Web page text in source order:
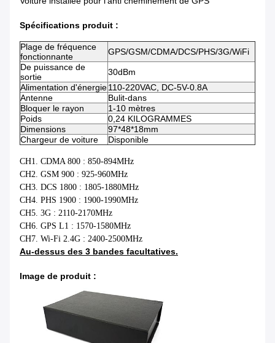
Spécifications produit :
Plage de fréquence
fonctionnante
GPS/GSM/CDMA/DCS/PHS/3G/WiFi
De puissance de
sortie
30dBm
Alimentation d'énergie110-220VAC, DC-5V-0.8A
Antenne
Bulit-dans
Bloquer le rayon
1-10 mètres
Poids
0,24 KILOGRAMMES
Dimensions
97*48*18mm
Chargeur de voiture
Disponible
CH1. CDMA 800 : 850-894MHz
CH2. GSM 900 : 925-960MHz
CH3. DCS 1800 : 1805-1880MHz
CH4. PHS 1900 : 1900-1990MHz
CH5. 3G : 2110-2170MHz
CH6. GPS L1 : 1570-1580MHz
CH7. Wi-Fi 2.4G : 2400-2500MHz
Au-dessus des 3 bandes facultatives.
Image de produit :